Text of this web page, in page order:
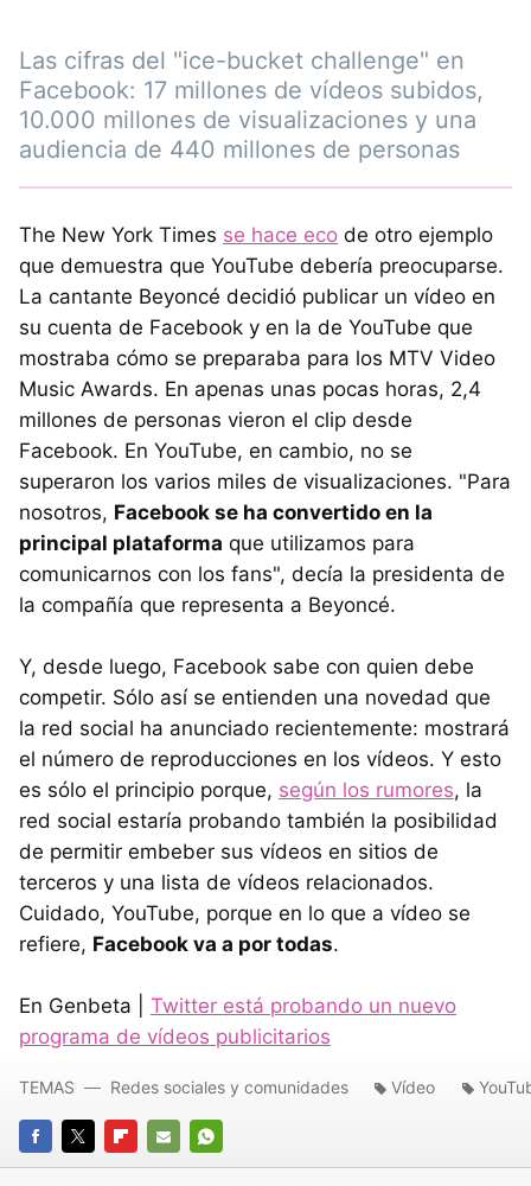
Las cifras del "ice-bucket challenge" en
Facebook: 17 millones de vídeos subidos,
10.000 millones de visualizaciones y una
audiencia de 440 millones de personas
The New York Times se hace eco de otro ejemplo
que demuestra que YouTube debería preocuparse.
La cantante Beyoncé decidió publicar un vídeo en
su cuenta de Facebook y en la de YouTube que
mostraba cómo se preparaba para los MTV Video
Music Awards. En apenas unas pocas horas, 2,4
millones de personas vieron el clip desde
Facebook. En YouTube, en cambio, no se
superaron los varios miles de visualizaciones. "Para
nosotros, Facebook se ha convertido en la
principal plataforma que utilizamos para
comunicarnos con los fans", decía la presidenta de
la compañía que representa a Beyoncé.
Y, desde luego, Facebook sabe con quien debe
competir. Sólo así se entienden una novedad que
la red social ha anunciado recientemente: mostrará
el número de reproducciones en los vídeos. Y esto
es sólo el principio porque, según los rumores, la
red social estaría probando también la posibilidad
de permitir embeber sus vídeos en sitios de
terceros y una lista de vídeos relacionados.
Cuidado, YouTube, porque en lo que a vídeo se
refiere, Facebook va a por todas.
En Genbeta | Twitter está probando un nuevo
programa de vídeos publicitarios
FACEBOOK
TWITTERFLIPBOARD
E-
WHATSAPP
TEMAS Redes sociales y comunidades Vídeo